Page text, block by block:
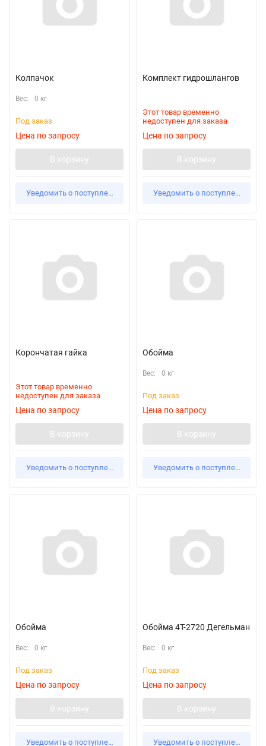
Колпачок
Вес: 0 кг
Под заказ
Цена по запросу
В корзину
Уведомить о поступлении
Комплект гидрошлангов
Этот товар временно
недоступен для заказа
Цена по запросу
В корзину
Уведомить о поступлении
Корончатая гайка
Этот товар временно
недоступен для заказа
Цена по запросу
В корзину
Уведомить о поступлении
Обойма
Вес: 0 кг
Под заказ
Цена по запросу
В корзину
Уведомить о поступлении
Обойма
Вес: 0 кг
Под заказ
Цена по запросу
В корзину
Уведомить о поступлении
Обойма 4T-2720 Дегельман
Вес: 0 кг
Под заказ
Цена по запросу
В корзину
Уведомить о поступлении